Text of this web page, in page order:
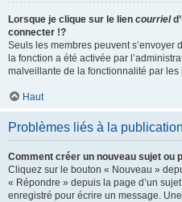
Lorsque je clique sur le lien courriel
connecter !?
Seuls les membres peuvent s’envoyer
la fonction a été activée par
malveillante de la fonctionnalité par les
Haut
Problèmes liés à la
Comment créer un nouveau sujet ou
Cliquez sur le bouton « Nouveau »
« Répondre » depuis la page d’un
enregistré pour écrire un message.